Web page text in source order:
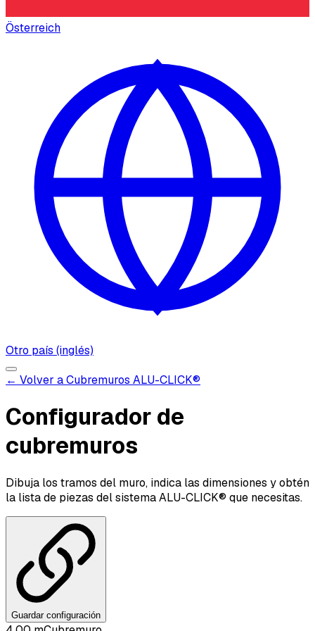
Österreich
Otro país (inglés)
← Volver a Cubremuros ALU-CLICK®
Configurador de
cubremuros
Dibuja los tramos del muro, indica las dimensiones y obtén
la lista de piezas del sistema ALU-CLICK® que necesitas.
Guardar configuración